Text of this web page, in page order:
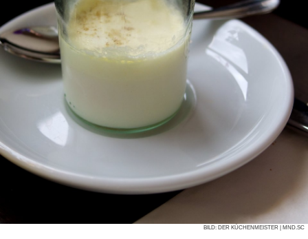
BILD: DER KÜCHENMEISTER | MND.SC